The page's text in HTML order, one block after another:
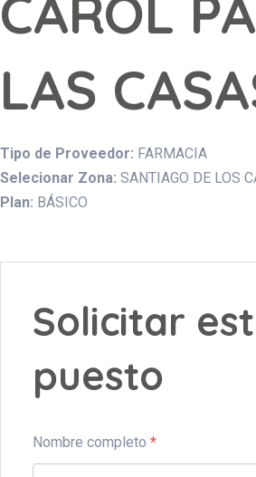
LAS
Tipo de Proveedor: FARMACIA
Selecionar Zona: SANTIAGO DE LOS
Plan: BÁSICO
Solicitar
puesto
Nombre completo *